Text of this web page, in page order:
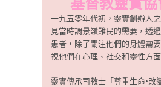
一九五零年代初，靈實創辦人
見當時調景嶺難民的需要，透
患者，除了關注他們的身體需
視他們在心理、社交和靈性方
靈實傳承司教士「尊重生命•改